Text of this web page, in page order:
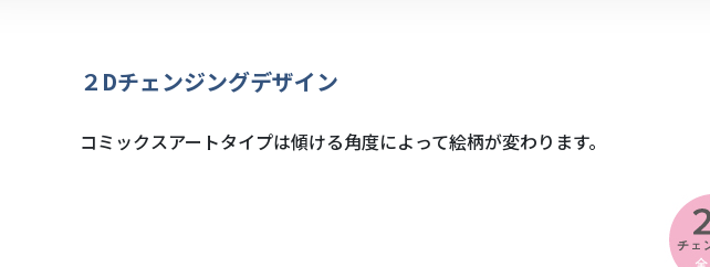
２Dチェンジングデザイン
コミックスアートタイプは傾ける角度によって絵柄が変わります。